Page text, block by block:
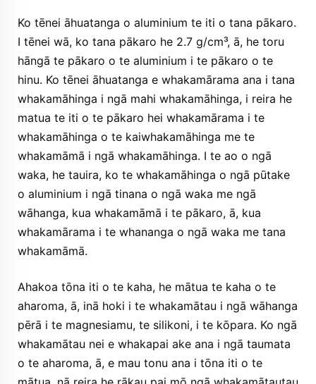
Ko tēnei āhuatanga o aluminium te iti o tana pākaro.
I tēnei wā, ko tana pākaro he 2.7 g/cm³, ā, he toru
hāngā te pākaro o te aluminium i te pākaro o te
hinu. Ko tēnei āhuatanga e whakamārama ana i tana
whakamāhinga i ngā mahi whakamāhinga, i reira he
matua te iti o te pākaro hei whakamārama i te
whakamāhinga o te kaiwhakamāhinga me te
whakamāmā i ngā whakamāhinga. I te ao o ngā
waka, he tauira, ko te whakamāhinga o ngā pūtake
o aluminium i ngā tinana o ngā waka me ngā
wāhanga, kua whakamāmā i te pākaro, ā, kua
whakamārama i te whananga o ngā waka me tana
whakamāmā.
Ahakoa tōna iti o te kaha, he mātua te kaha o te
aharoma, ā, inā hoki i te whakamātau i ngā wāhanga
pērā i te magnesiamu, te silikoni, i te kōpara. Ko ngā
whakamātau nei e whakapai ake ana i ngā taumata
o te aharoma, ā, e mau tonu ana i tōna iti o te